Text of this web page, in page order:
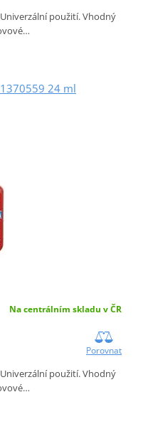
použití. Vhodný
1370559 24 ml
Na centrálním skladu v ČR
Porovnat
použití. Vhodný